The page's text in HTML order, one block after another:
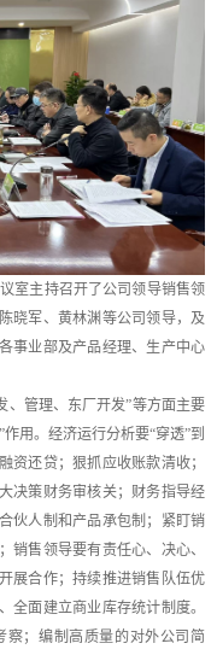
室主持召开了公司领导销售领
晓军、黄林渊等公司领导，及
事业部及产品经理、生产中心
、管理、东厂开发”等方面主要
用。经济运行分析要“穿透”到
资还贷；狠抓应收账款清收；
决策财务审核关；财务指导经
伙人制和产品承包制；紧盯销
销售领导要有责任心、决心、
展合作；持续推进销售队伍优
全面建立商业库存统计制度。
察；编制高质量的对外公司简